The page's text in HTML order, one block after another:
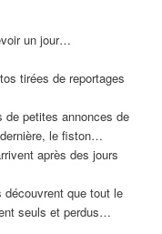
un jour…
tirées de reportages
de petites annonces de
le fiston…
après des jours
que tout le
seuls et perdus…